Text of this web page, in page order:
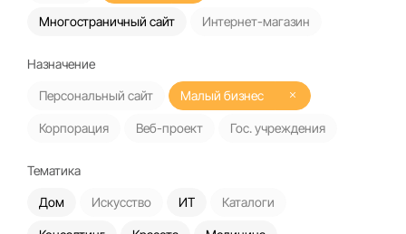
Многостраничный сайт Интернет-магазин
Назначение
Персональный сайт Малый бизнес
Корпорация Веб-проект Гос. учреждения
Тематика
Дом Искусство ИТ Каталоги